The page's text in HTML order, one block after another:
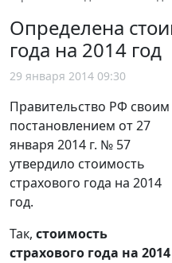
Определена
года на 2014 год
29 января 2014 09:30
Правительство РФ своим
постановлением от 27
января 2014 г. № 57
утвердило стоимость
страхового года на 2014
год.
Так, стоимость
страхового года на 2014